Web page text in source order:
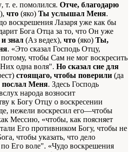
, т. е. помолился. Отче, благодарю
что (яко) Ты услышал Меня.
воскрешения Лазаря уже как бы
Бога Отца за то, что Он уже
знал (Аз ведех), что (яко) Ты,
. «Это сказал Господь Отцу,
потому, чтобы Сам не мог воскресить
одна воля". Но сказал сие для
стоящаго, чтобы поверили (да
Меня. Здесь Господь
народа возносит
к Богу Отцу о воскресении
нежели воскресил его—чтобы
Мессию, «чтобы, как поясняет
Его противником Богу, чтобы не
чтобы указать, что дело
Его воле". «Чудо воскрешения